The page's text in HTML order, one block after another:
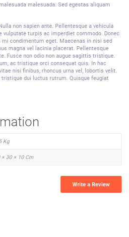
malesuada. Sed egestas aliquam
non sapien ante. Pellentesque a vehicula
vulputate turpis ac imperdiet commodo. Donec
condimentum eget. Maecenas in nisi sed
magna vel lacinia placerat. Pellentesque
Fusce non odio non augue sagittis tristique.
ac tristique orci consequat quis. In hac
nisi finibus, rhoncus urna vel, lobortis velit.
dui luctus rutrum. Quisque feugiat
Kg
× 30 × 10 Cm
Write a Review